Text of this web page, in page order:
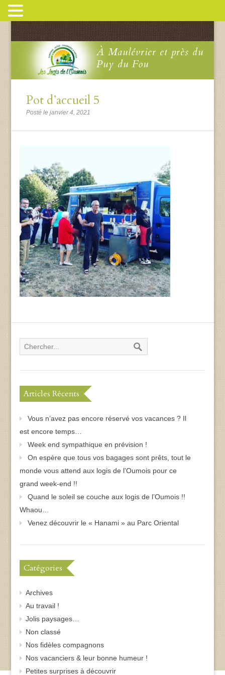
À Maulévrier et près du
Puy du Fou
Pot d’accueil 5
Posté le janvier 4, 2021
Articles Récents
Vous n’avez pas encore réservé vos vacances ? Il
est encore temps…
Week end sympathique en prévision !
On espère que tous vos bagages sont prêts, tout le
monde vous attend aux logis de l’Oumois pour ce
grand week-end !!
Quand le soleil se couche aux logis de l’Oumois !!
Whaou…
Venez découvrir le « Hanami » au Parc Oriental
Catégories
Archives
Au travail !
Jolis paysages…
Non classé
Nos fidèles compagnons
Nos vacanciers & leur bonne humeur !
Petites surprises à découvrir